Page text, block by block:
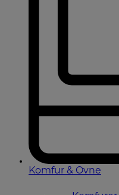
Komfur & Ovne